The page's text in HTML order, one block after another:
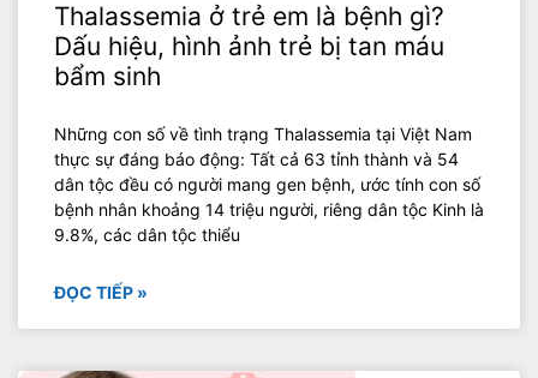
Thalassemia ở trẻ em là bệnh gì?
Dấu hiệu, hình ảnh trẻ bị tan máu
bẩm sinh
Những con số về tình trạng Thalassemia tại Việt Nam
thực sự đáng báo động: Tất cả 63 tỉnh thành và 54
dân tộc đều có người mang gen bệnh, ước tính con số
bệnh nhân khoảng 14 triệu người, riêng dân tộc Kinh là
9.8%, các dân tộc thiểu
ĐỌC TIẾP »